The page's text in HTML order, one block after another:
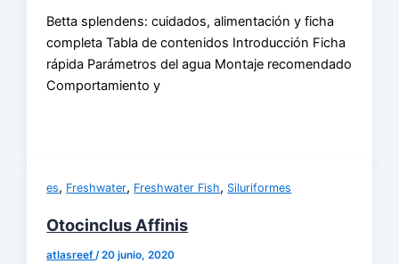
Betta splendens: cuidados, alimentación y ficha
completa Tabla de contenidos Introducción Ficha
rápida Parámetros del agua Montaje recomendado
Comportamiento y
es, Freshwater, Freshwater Fish, Siluriformes
Otocinclus Affinis
atlasreef/20 junio, 2020